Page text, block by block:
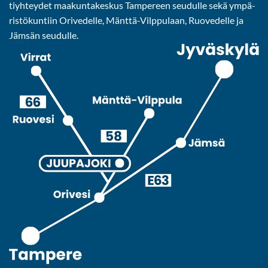
tiyh­tey­det maa­kun­ta­kes­kus Tam­pe­reen seu­dul­le sekä ym­pä­
ris­tö­kun­tiin Ori­ve­del­le, Mänttä-​Vilppulaan, Ruo­ve­del­le ja
Jäm­sän seu­dul­le.